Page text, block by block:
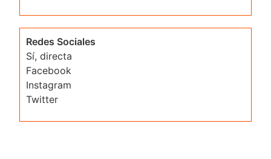
Redes Sociales
Sí, directa
Facebook
Instagram
Twitter